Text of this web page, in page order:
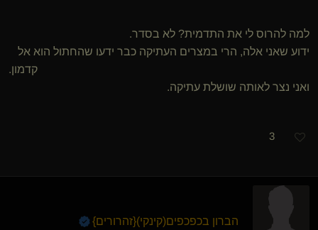
למה להרוס לי את התדמית? לא בסדר.
ידוע שאני אלה, הרי במצרים העתיקה כבר ידעו שהחתול הוא אל
קדמון.
ואני נצר לאותה שושלת עתיקה.
3
הברון בכפכפים​(קינקי)​{זהרורים}